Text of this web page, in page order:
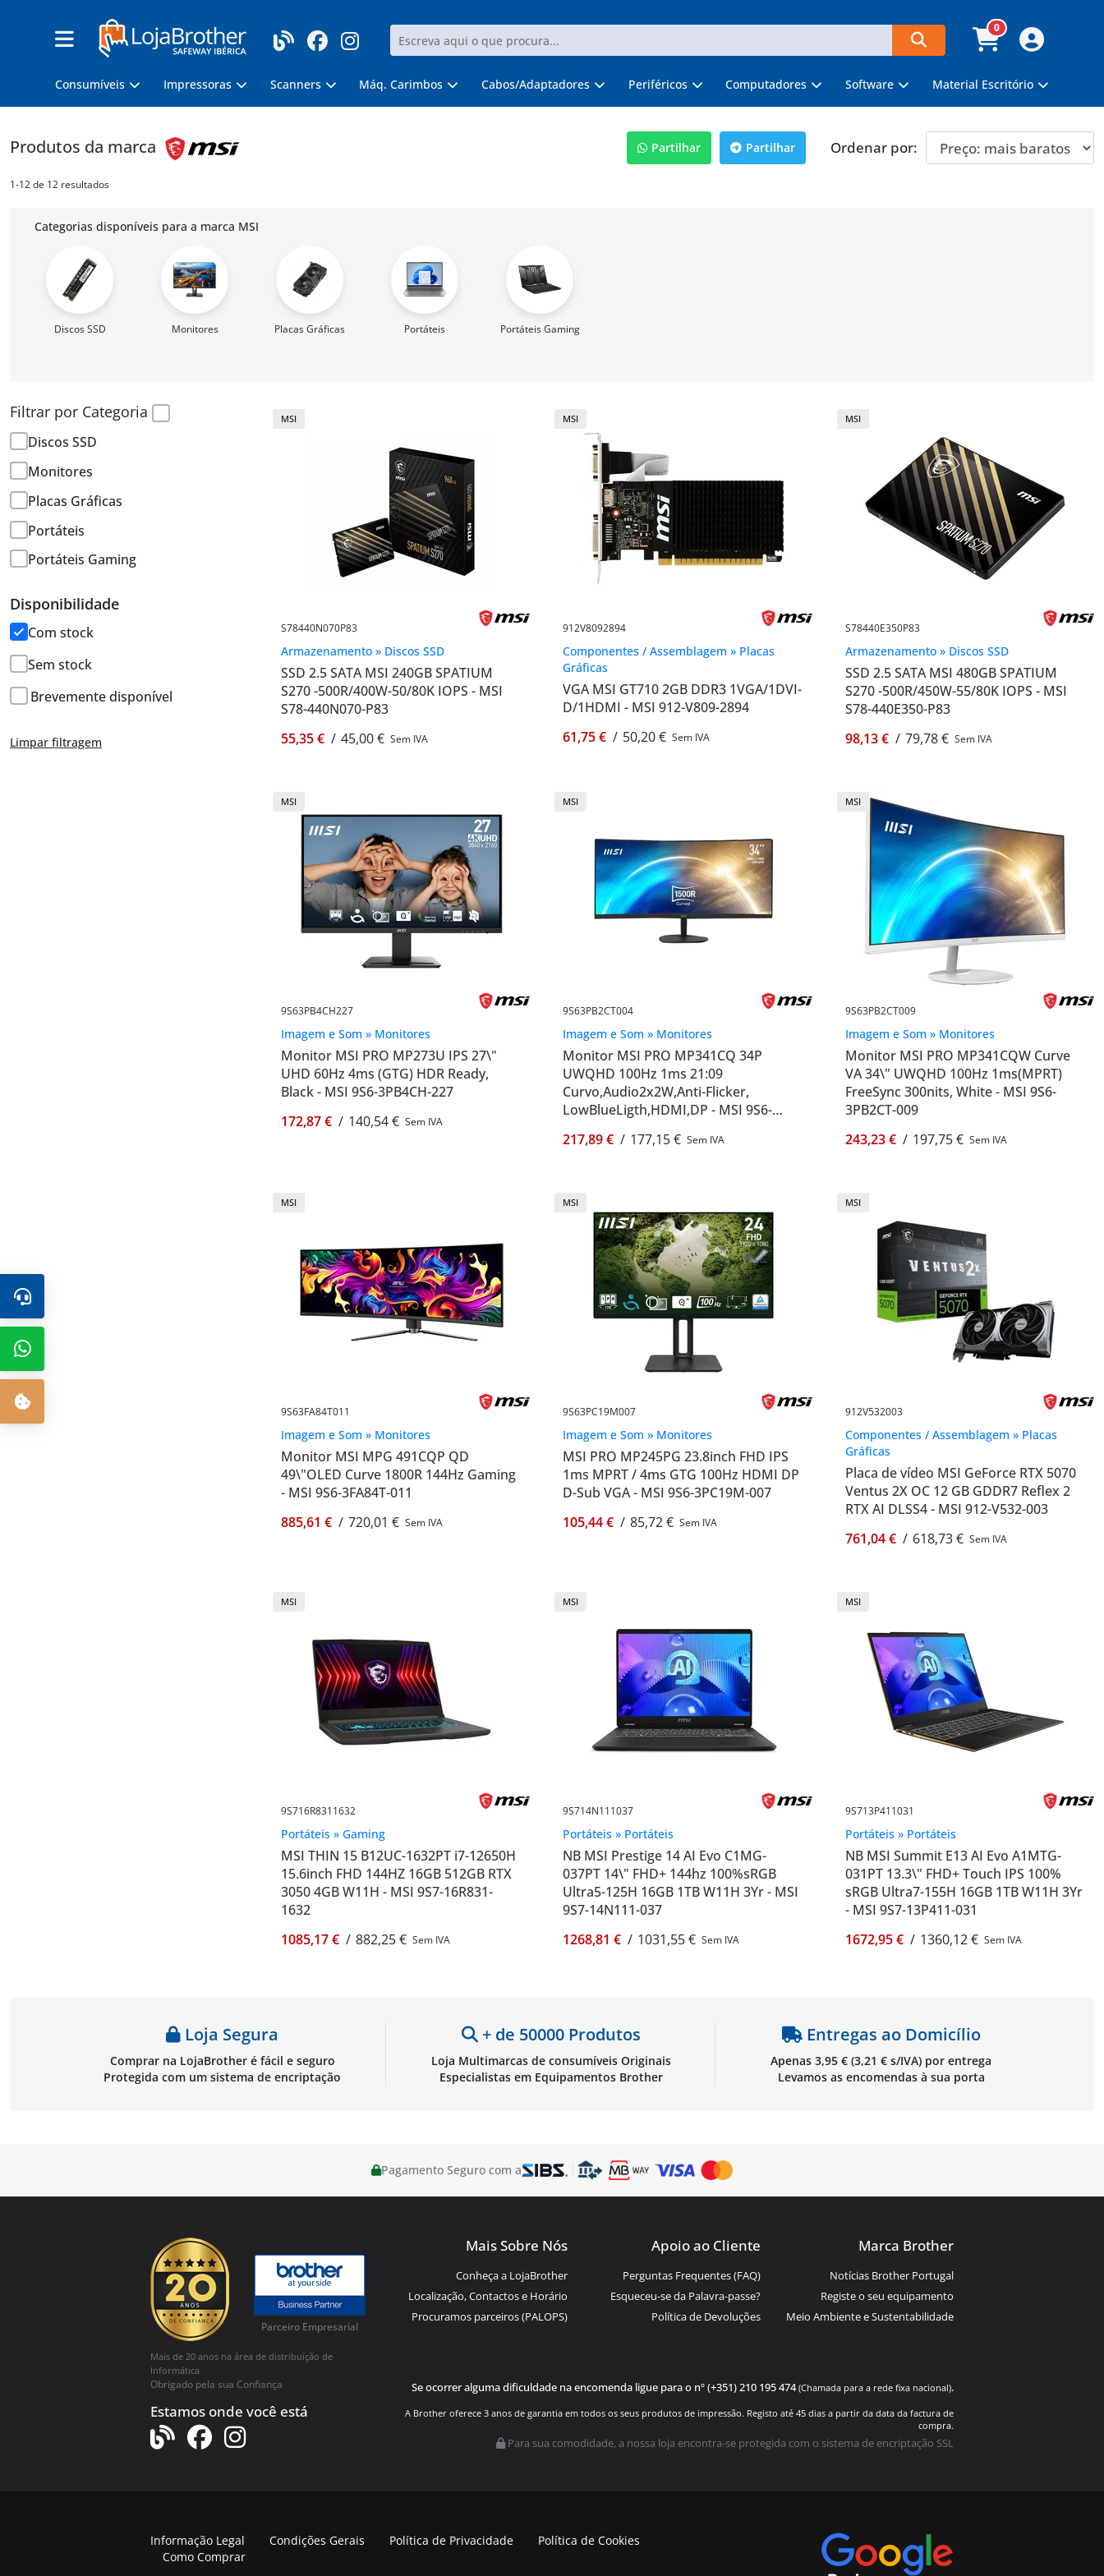
0
Consumíveis Impressoras Scanners Máq. Carimbos Cabos/Adaptadores Periféricos Computadores Software Material Escritório
Produtos da marca
1-12 de 12 resultados
Partilhar Partilhar Ordenar por:
Categorias disponíveis para a marca MSI
Discos SSD Monitores Placas Gráficas Portáteis Portáteis Gaming
Filtrar por Categoria
Discos SSD
Monitores
Placas Gráficas
Portáteis
Portáteis Gaming
Disponibilidade
Com stock
Sem stock
Brevemente disponível
Limpar filtragem
MSI
S78440N070P83
Armazenamento » Discos SSD
SSD 2.5 SATA MSI 240GB SPATIUM
S270 -500R/400W-50/80K IOPS - MSI
S78-440N070-P83
55,35 € / 45,00 € Sem IVA
MSI
912V8092894
Componentes / Assemblagem » Placas
Gráficas
VGA MSI GT710 2GB DDR3 1VGA/1DVI-
D/1HDMI - MSI 912-V809-2894
61,75 € / 50,20 € Sem IVA
MSI
S78440E350P83
Armazenamento » Discos SSD
SSD 2.5 SATA MSI 480GB SPATIUM
S270 -500R/450W-55/80K IOPS - MSI
S78-440E350-P83
98,13 € / 79,78 € Sem IVA
MSI
9S63PB4CH227
Imagem e Som » Monitores
Monitor MSI PRO MP273U IPS 27\"
UHD 60Hz 4ms (GTG) HDR Ready,
Black - MSI 9S6-3PB4CH-227
172,87 € / 140,54 € Sem IVA
MSI
9S63PB2CT004
Imagem e Som » Monitores
Monitor MSI PRO MP341CQ 34P
UWQHD 100Hz 1ms 21:09
Curvo,Audio2x2W,Anti-Flicker,
LowBlueLigth,HDMI,DP - MSI 9S6-
217,89 € / 177,15 € Sem IVA
MSI
9S63PB2CT009
Imagem e Som » Monitores
Monitor MSI PRO MP341CQW Curve
VA 34\" UWQHD 100Hz 1ms(MPRT)
FreeSync 300nits, White - MSI 9S6-
3PB2CT-009
243,23 € / 197,75 € Sem IVA
MSI
9S63FA84T011
Imagem e Som » Monitores
Monitor MSI MPG 491CQP QD
49\"OLED Curve 1800R 144Hz Gaming
- MSI 9S6-3FA84T-011
885,61 € / 720,01 € Sem IVA
MSI
9S63PC19M007
Imagem e Som » Monitores
MSI PRO MP245PG 23.8inch FHD IPS
1ms MPRT / 4ms GTG 100Hz HDMI DP
D-Sub VGA - MSI 9S6-3PC19M-007
105,44 € / 85,72 € Sem IVA
MSI
912V532003
Componentes / Assemblagem » Placas
Gráficas
Placa de vídeo MSI GeForce RTX 5070
Ventus 2X OC 12 GB GDDR7 Reflex 2
RTX AI DLSS4 - MSI 912-V532-003
761,04 € / 618,73 € Sem IVA
MSI
9S716R8311632
Portáteis » Gaming
MSI THIN 15 B12UC-1632PT i7-12650H
15.6inch FHD 144HZ 16GB 512GB RTX
3050 4GB W11H - MSI 9S7-16R831-
1632
1085,17 € / 882,25 € Sem IVA
MSI
9S714N111037
Portáteis » Portáteis
NB MSI Prestige 14 AI Evo C1MG-
037PT 14\" FHD+ 144hz 100%sRGB
Ultra5-125H 16GB 1TB W11H 3Yr - MSI
9S7-14N111-037
1268,81 € / 1031,55 € Sem IVA
MSI
9S713P411031
Portáteis » Portáteis
NB MSI Summit E13 AI Evo A1MTG-
031PT 13.3\" FHD+ Touch IPS 100%
sRGB Ultra7-155H 16GB 1TB W11H 3Yr
- MSI 9S7-13P411-031
1672,95 € / 1360,12 € Sem IVA
Loja Segura
Comprar na LojaBrother é fácil e seguro
Protegida com um sistema de encriptação
+ de 50000 Produtos
Loja Multimarcas de consumíveis Originais
Especialistas em Equipamentos Brother
Entregas ao Domicílio
Apenas 3,95 € (3,21 € s/IVA) por entrega
Levamos as encomendas à sua porta
Pagamento Seguro com a
Parceiro Empresarial
Mais de 20 anos na área de distribuíção de
Informática
Obrigado pela sua Confiança
Estamos onde você está
Mais Sobre Nós
Conheça a LojaBrother
Localização, Contactos e Horário
Procuramos parceiros (PALOPS)
Apoio ao Cliente
Perguntas Frequentes (FAQ)
Esqueceu-se da Palavra-passe?
Política de Devoluções
Marca Brother
Notícias Brother Portugal
Registe o seu equipamento
Meio Ambiente e Sustentabilidade
Se ocorrer alguma dificuldade na encomenda ligue para o nº (+351) 210 195 474(Chamada para a rede fixa nacional).
A Brother oferece 3 anos de garantia em todos os seus produtos de impressão. Registo até 45 dias a partir da data da factura de
compra.
Para sua comodidade, a nossa loja encontra-se protegida com o sistema de encriptação SSL
Informação Legal Condições Gerais Política de Privacidade
Política de Cookies
Como Comprar